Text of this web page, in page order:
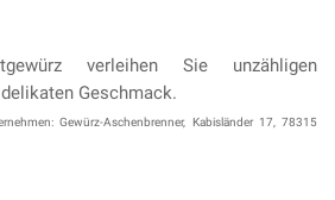
verleihen Sie unzähligen
Geschmack.
Gewürz-Aschenbrenner, Kabisländer 17, 78315